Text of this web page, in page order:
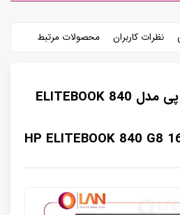
نظرات کاربران محصولات مرتبط
لپ تاپ 16 گیگ اچ پی مدل ELITEBOOK 840
HP ELITEBOOK 840 G8